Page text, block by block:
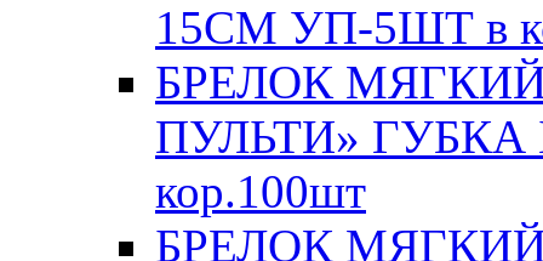
15СМ УП-5ШТ в
БРЕЛОК
ПУЛЬТИ» ГУБКА
кор.100шт
БРЕЛОК